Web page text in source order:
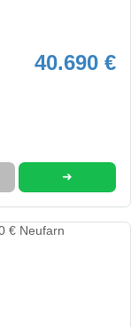
40.690 €
➜